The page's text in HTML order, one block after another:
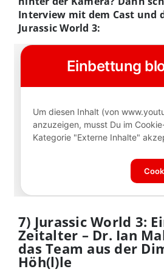
Interview mit dem Cast und
Jurassic World 3:
7) Jurassic World 3:
Zeitalter – Dr. Ian
das Team aus der
Höh(l)le